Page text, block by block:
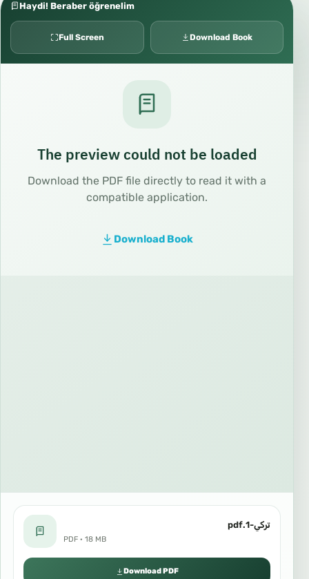
Haydi! Beraber öğrenelim
Full Screen Download Book
The preview could not be loaded
Download the PDF file directly to read it with a
compatible application.
Download Book
تركي-1.pdf
PDF · 18 MB
Download PDF